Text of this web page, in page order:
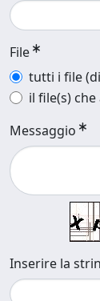
File
tutti i file
il file(s)
Messaggio
Inserire la